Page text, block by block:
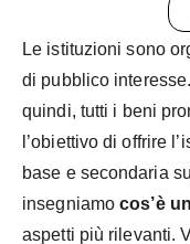
Le istituzioni sono
di pubblico
quindi, tutti i beni
l’obiettivo di offrire
base e secondaria
insegniamocos’è
aspetti più rilevanti.